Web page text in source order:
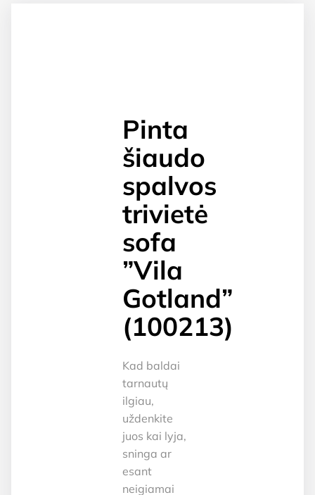
Pinta
šiaudo
spalvos
trivietė
sofa
”Vila
Gotland”
(100213)
Kad baldai
tarnautų
ilgiau,
uždenkite
juos kai lyja,
sninga ar
esant
neigiamai